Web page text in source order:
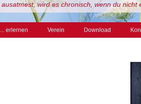
ausatmest, wird es chronisch, wenn du nicht
... erlernen Verein Download